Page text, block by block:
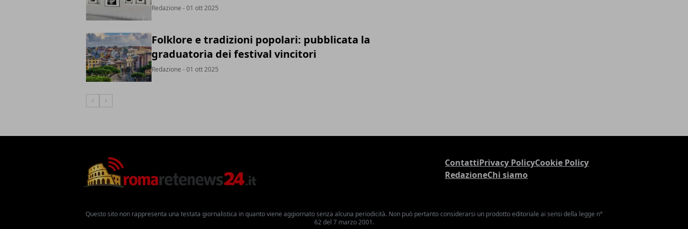
Redazione - 01 ott 2025
Folklore e tradizioni popolari: pubblicata la
graduatoria dei festival vincitori
Redazione - 01 ott 2025
Articolo Precedente
Articolo Successivo
ContattiPrivacy PolicyCookie Policy
RedazioneChi siamo
Questo sito non rappresenta una testata giornalistica in quanto viene aggiornato senza alcuna periodicità. Non può pertanto considerarsi un prodotto editoriale ai sensi della legge n°
62 del 7 marzo 2001.